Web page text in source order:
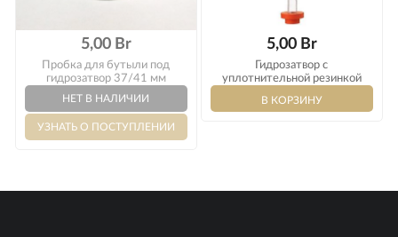
5,00 Br
Пробка для бутыли под
гидрозатвор 37/41 мм
5,00 Br
Гидрозатвор с
уплотнительной резинкой